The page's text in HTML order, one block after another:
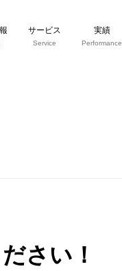
サービス
Service
実績
Performance
さい！